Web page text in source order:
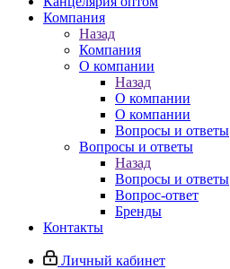
Компания
Назад
Компания
О компании
Назад
О компании
О компании
Вопросы и ответы
Вопросы и ответы
Назад
Вопросы и ответы
Вопрос-ответ
Бренды
Контакты
Личный кабинет